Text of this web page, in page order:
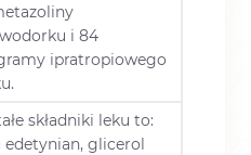
i 84
ipratropiowego
składniki leku to:
edetynian, glicerol